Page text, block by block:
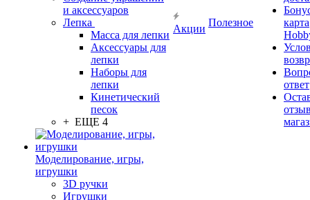
и аксессуаров
Лепка
Масса для лепки
Аксессуары для
лепки
Наборы для
лепки
Кинетический
песок
+ ЕЩЕ 4
Моделирование, игры,
игрушки
3D ручки
Игрушки
Акции
Полезное
карта
ответ